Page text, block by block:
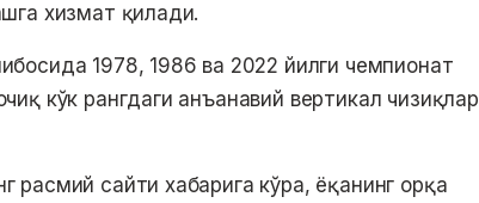
хизмат қилади.
1978, 1986 ва 2022 йилги чемпионат
кўк рангдаги анъанавий вертикал чизиқлар
расмий сайти хабарига кўра, ёқанинг орқа